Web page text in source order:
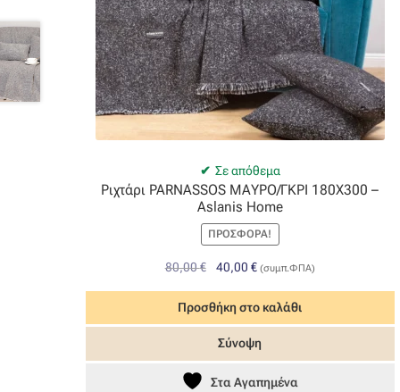
Σε απόθεμα
Ριχτάρι PARNASSOS ΜΑΥΡΟ/ΓΚΡΙ 180Χ300 –
Aslanis Home
ΠΡΟΣΦΟΡΆ!
80,00€
Original
was:
80,00 €.
40,00€Η
τιμή
είναι:
40,00 €.
(συμπ.ΦΠΑ)
Προσθήκη στο καλάθι
Σύνοψη
Στα Αγαπημένα